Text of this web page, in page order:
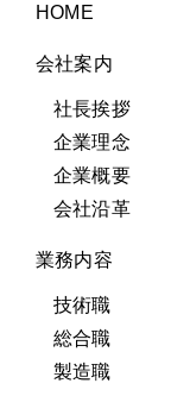
HOME
会社案内
社長挨拶
企業理念
企業概要
会社沿革
業務内容
技術職
総合職
製造職